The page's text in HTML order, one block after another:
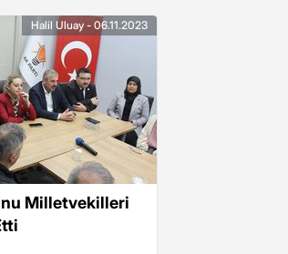
Milletvekilleri
Halil Uluay - 06.11.2023